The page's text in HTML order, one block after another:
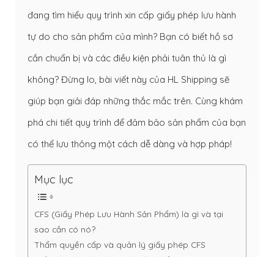
đang tìm hiểu quy trình xin cấp giấy phép lưu hành
tự do cho sản phẩm của mình? Bạn có biết hồ sơ
cần chuẩn bị và các điều kiện phải tuân thủ là gì
không? Đừng lo, bài viết này của HL Shipping sẽ
giúp bạn giải đáp những thắc mắc trên. Cùng khám
phá chi tiết quy trình để đảm bảo sản phẩm của bạn
có thể lưu thông một cách dễ dàng và hợp pháp!
Mục lục
CFS (Giấy Phép Lưu Hành Sản Phẩm) là gì và tại
sao cần có nó?
Thẩm quyền cấp và quản lý giấy phép CFS